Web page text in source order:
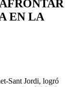
EN LA
Sant Jordi, logró